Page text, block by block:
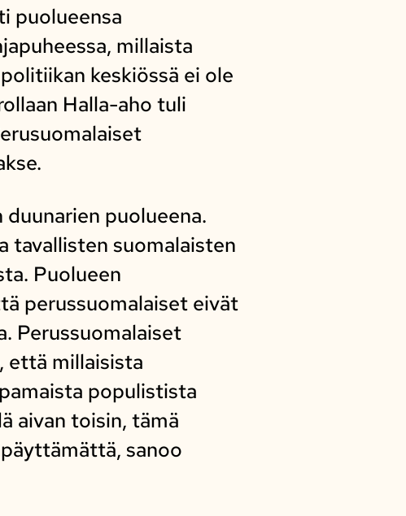
puolueensa
millaista
keskiössä ei ole
Halla-aho tuli
puolueena.
tavallisten suomalaisten
Puolueen
perussuomalaiset eivät
Perussuomalaiset
että millaisista
populistista
aivan toisin, tämä
sanoo